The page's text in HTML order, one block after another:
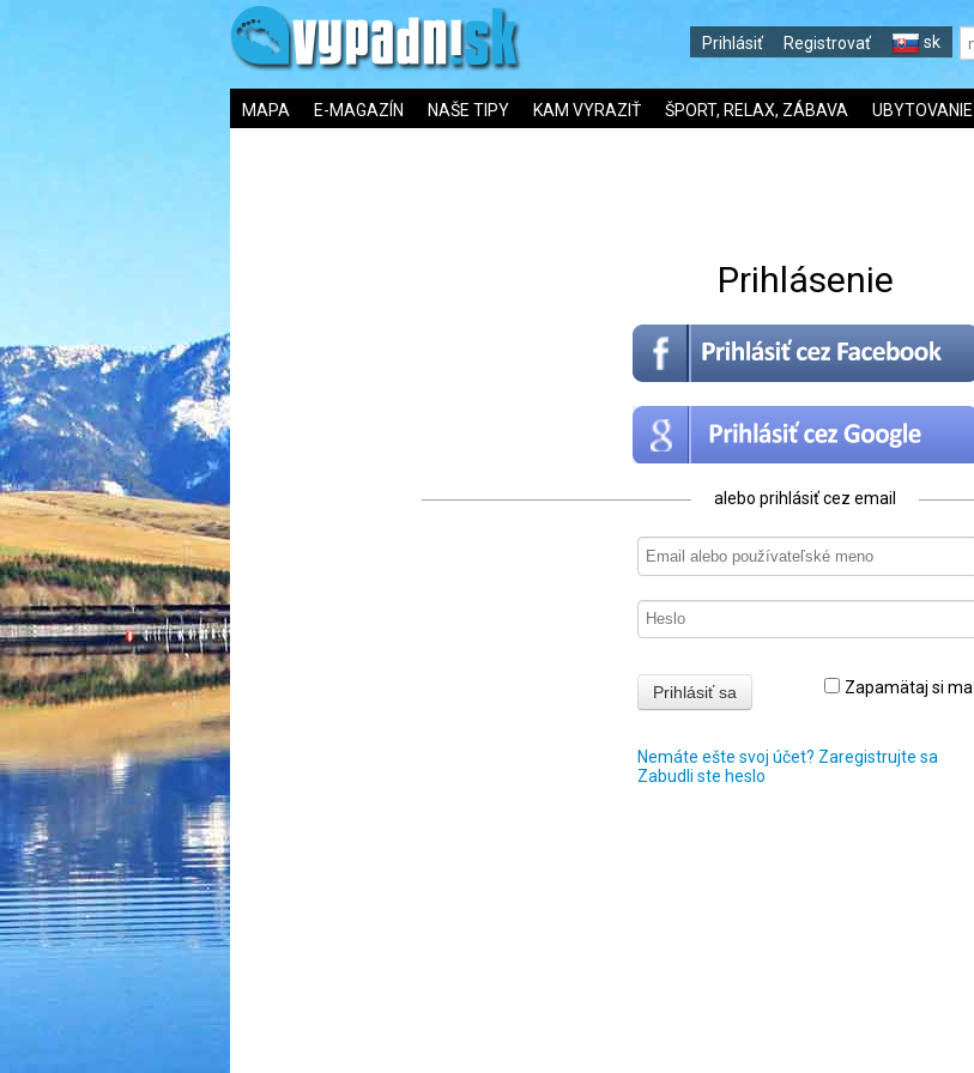
Prihlásiť Registrovať sk
MAPA E-MAGAZÍN NAŠE TIPY KAM VYRAZIŤ ŠPORT, RELAX, ZÁBAVA UBYTOVANIE
Prihlásenie
alebo prihlásiť cez email
Zapamätaj si ma
Nemáte ešte svoj účet? Zaregistrujte sa
Zabudli ste heslo